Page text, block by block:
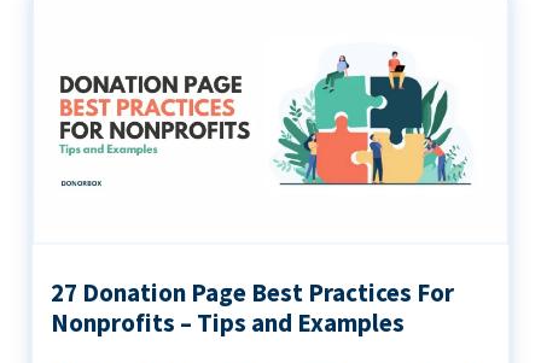
27 Donation Page Best Practices For
Nonprofits – Tips and Examples